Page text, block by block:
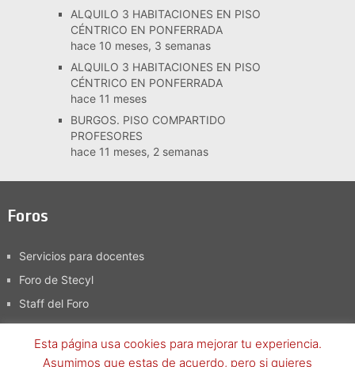
ALQUILO 3 HABITACIONES EN PISO
CÉNTRICO EN PONFERRADA
hace 10 meses, 3 semanas
ALQUILO 3 HABITACIONES EN PISO
CÉNTRICO EN PONFERRADA
hace 11 meses
BURGOS. PISO COMPARTIDO
PROFESORES
hace 11 meses, 2 semanas
Foros
Servicios para docentes
Foro de Stecyl
Staff del Foro
Esta página usa cookies para mejorar tu experiencia.
Asumimos que estas de acuerdo, pero si quieres